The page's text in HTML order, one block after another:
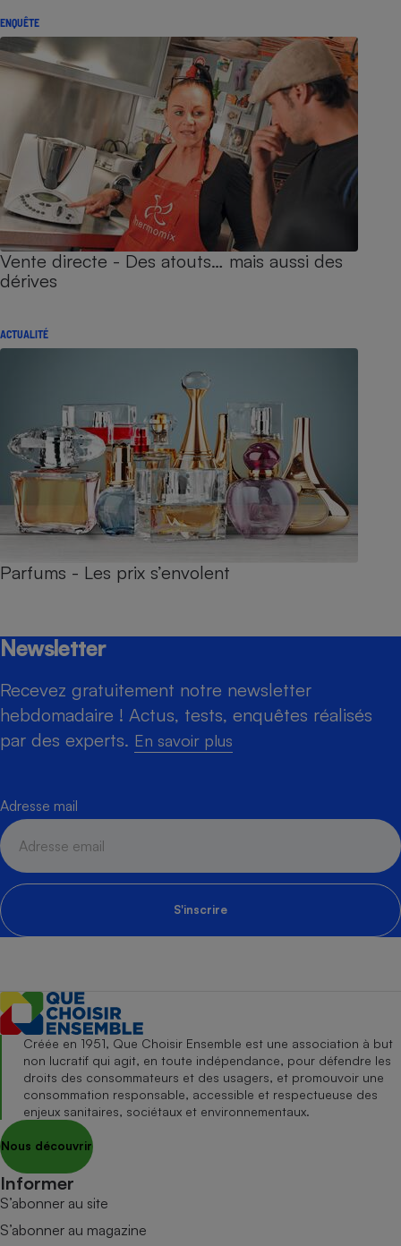
ENQUÊTE
Vente directe - Des atouts… mais aussi des
dérives
ACTUALITÉ
Parfums - Les prix s’envolent
Newsletter
Recevez gratuitement notre newsletter
hebdomadaire ! Actus, tests, enquêtes réalisés
par des experts. En savoir plus
Adresse mail
S'inscrire
Créée en 1951, Que Choisir Ensemble est une association à but
non lucratif qui agit, en toute indépendance, pour défendre les
droits des consommateurs et des usagers, et promouvoir une
consommation responsable, accessible et respectueuse des
enjeux sanitaires, sociétaux et environnementaux.
Nous découvrir
Informer
S’abonner au site
S’abonner au magazine